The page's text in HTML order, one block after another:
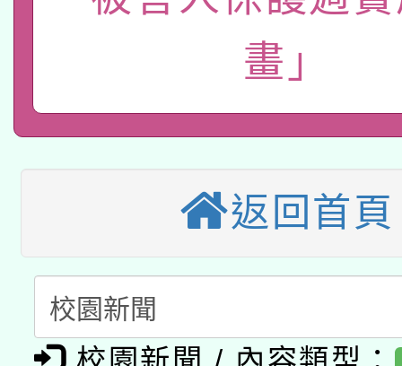
桃園市孔廟祈福系列
開 智慧啟航」
2026年桃園地景藝術
本校115學年度第2次
招甄選結果公告(無人
招)
適應運動共學行動站研
暨閱讀推動專業研習
科技賦能─人工智慧
「數位內容與教學軟體
pilot」
有關大陸委員會函釋公
畫」
返回首頁